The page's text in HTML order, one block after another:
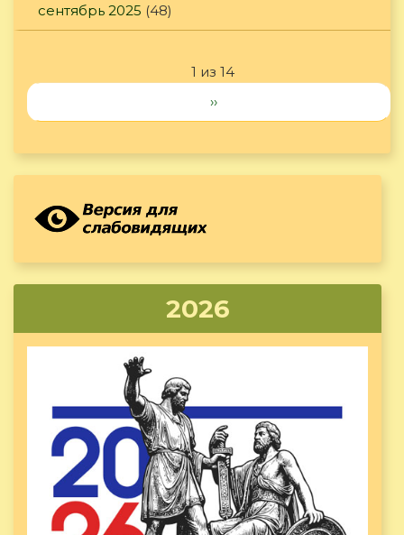
сентябрь 2025 (48)
1 из 14
››
2026